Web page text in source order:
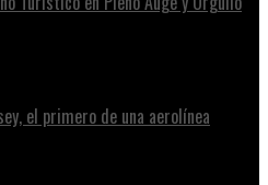
el primero de una aerolínea